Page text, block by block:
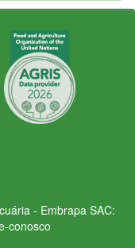
- Embrapa SAC:
conosco